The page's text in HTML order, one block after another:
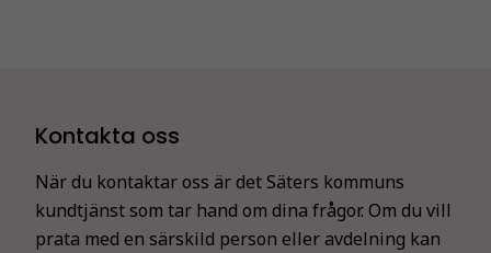
Kontakta oss
När du kontaktar oss är det Säters kommuns
kundtjänst som tar hand om dina frågor. Om du vill
prata med en särskild person eller avdelning kan